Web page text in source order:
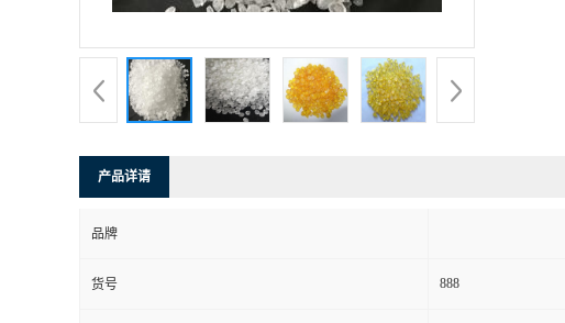
产品详请
品牌
货号 888